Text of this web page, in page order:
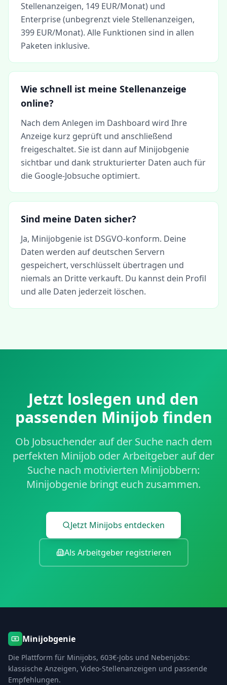
Stellenanzeigen, 149 EUR/Monat) und
Enterprise (unbegrenzt viele Stellenanzeigen,
399 EUR/Monat). Alle Funktionen sind in allen
Paketen inklusive.
Wie schnell ist meine Stellenanzeige
online?
Nach dem Anlegen im Dashboard wird Ihre
Anzeige kurz geprüft und anschließend
freigeschaltet. Sie ist dann auf Minijobgenie
sichtbar und dank strukturierter Daten auch für
die Google-Jobsuche optimiert.
Sind meine Daten sicher?
Ja, Minijobgenie ist DSGVO-konform. Deine
Daten werden auf deutschen Servern
gespeichert, verschlüsselt übertragen und
niemals an Dritte verkauft. Du kannst dein Profil
und alle Daten jederzeit löschen.
Jetzt loslegen und den
passenden Minijob finden
Ob Jobsuchender auf der Suche nach dem
perfekten Minijob oder Arbeitgeber auf der
Suche nach motivierten Minijobbern:
Minijobgenie bringt euch zusammen.
Jetzt Minijobs entdecken
Als Arbeitgeber registrieren
Minijobgenie
Die Plattform für Minijobs, 603€-Jobs und Nebenjobs:
klassische Anzeigen, Video-Stellenanzeigen und passende
Empfehlungen.